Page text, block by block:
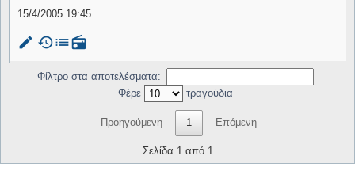
15/4/2005 19:45
mode_edit historylistradio
Φίλτρο στα αποτελέσματα:
Φέρε
τραγούδια
Προηγούμενη 1 Επόμενη
Σελίδα 1 από 1